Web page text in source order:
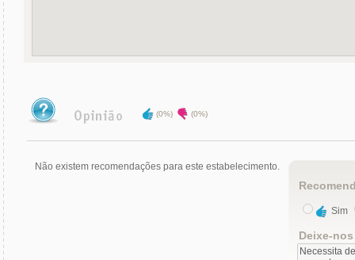
(0%) (0%)
Não existem recomendações para este estabelecimento.
Sim
Deixe-